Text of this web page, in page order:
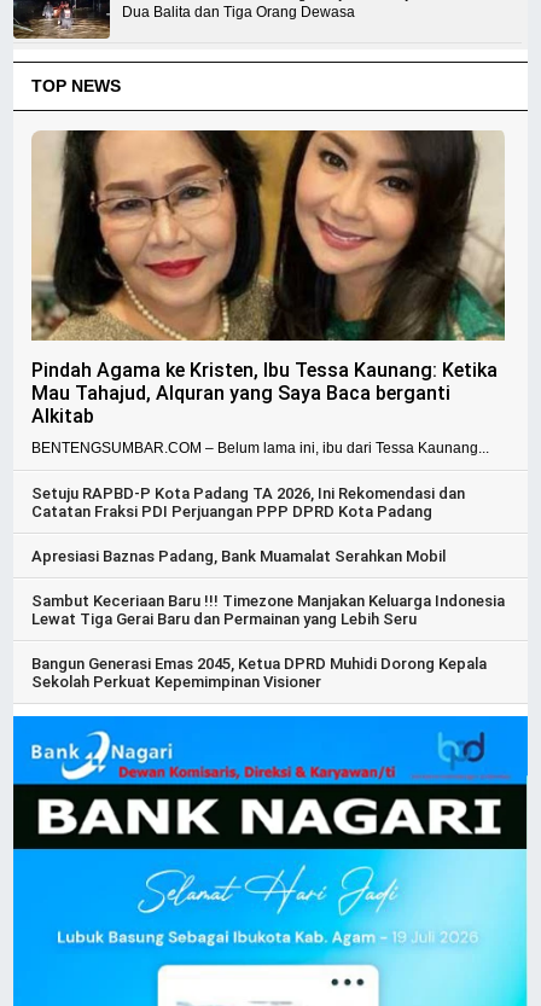
Dua Balita dan Tiga Orang Dewasa
TOP NEWS
Pindah Agama ke Kristen, Ibu Tessa Kaunang: Ketika
Mau Tahajud, Alquran yang Saya Baca berganti
Alkitab
BENTENGSUMBAR.COM – Belum lama ini, ibu dari Tessa Kaunang...
Setuju RAPBD-P Kota Padang TA 2026, Ini Rekomendasi dan
Catatan Fraksi PDI Perjuangan PPP DPRD Kota Padang
Apresiasi Baznas Padang, Bank Muamalat Serahkan Mobil
Sambut Keceriaan Baru !!! Timezone Manjakan Keluarga Indonesia
Lewat Tiga Gerai Baru dan Permainan yang Lebih Seru
Bangun Generasi Emas 2045, Ketua DPRD Muhidi Dorong Kepala
Sekolah Perkuat Kepemimpinan Visioner